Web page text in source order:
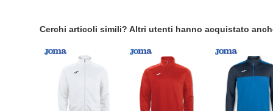
Cerchi articoli simili? Altri utenti hanno acquistato